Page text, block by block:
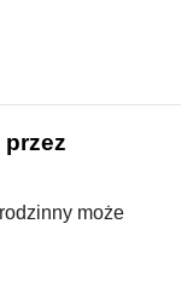
może